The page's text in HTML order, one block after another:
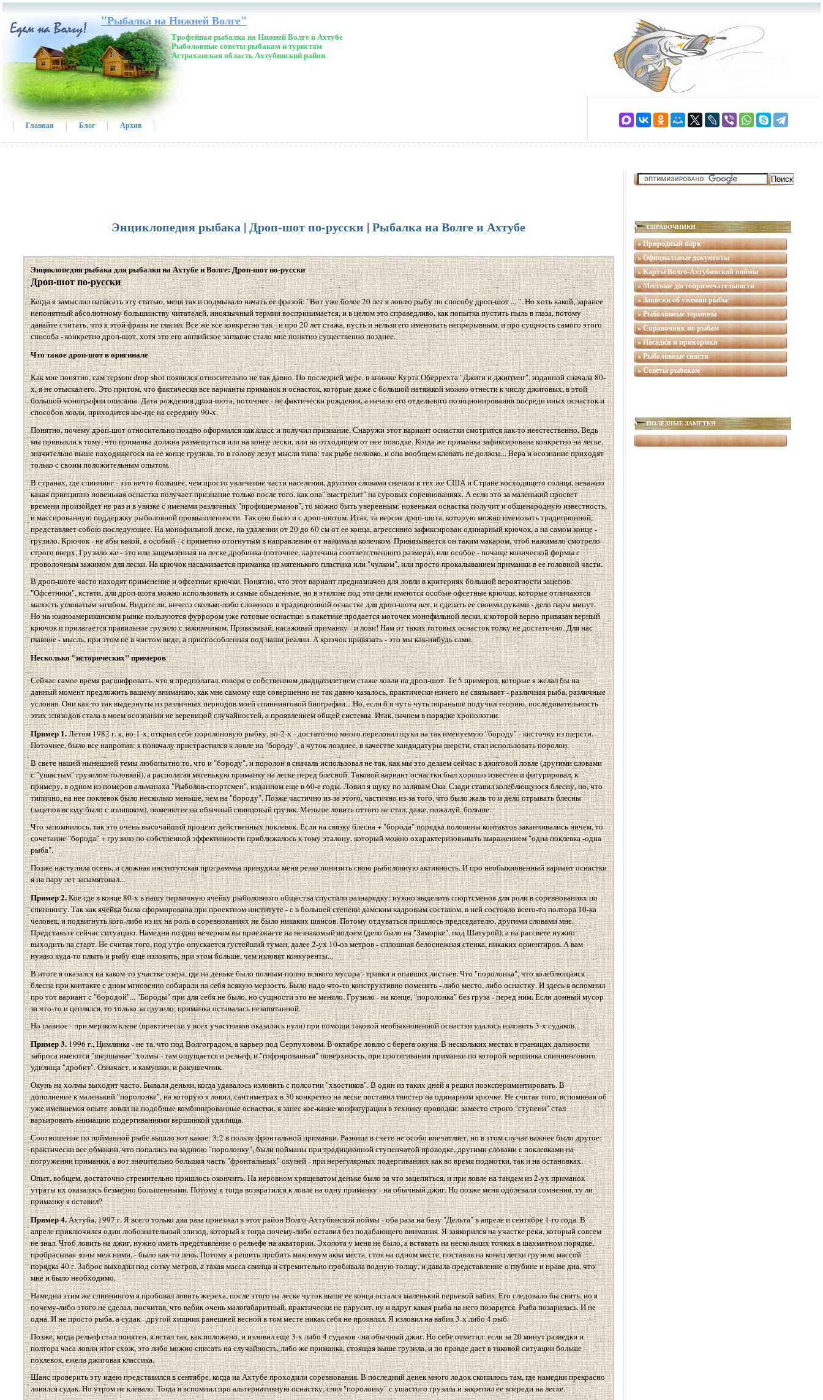
"Рыбалка на Нижней Волге"
Трофейная рыбалка на Нижней Волге и Ахтубе
Рыболовные советы рыбакам и туристам
Астраханская область Ахтубинский район
Главная Блог Архив
Энциклопедия рыбака | Дроп-шот по-русски | Рыбалка на Волге и Ахтубе
Энциклопедия рыбака для рыбалки на Ахтубе и Волге: Дроп-шот по-русски
Дроп-шот по-русски
Когда я замыслил написать эту статью, меня так и подмывало начать ее фразой: "Вот уже более 20 лет я ловлю рыбу по способу дроп-шот ... ". Но хоть какой, заранее
непонятный абсолютному большинству читателей, иноязычный термин воспринимается, и в целом это справедливо, как попытка пустить пыль в глаза, потому
давайте считать, что я этой фразы не гласил. Все же все конкретно так - и про 20 лет стажа, пусть и нельзя его именовать непрерывным, и про сущность самого этого
способа - конкретно дроп-шот, хотя это его английское заглавие стало мне понятно существенно позднее.
Что такое дроп-шот в оригинале
Как мне понятно, сам термин drop shot появился относительно не так давно. По последней мере, в книжке Курта Оберрехта "Джиги и джиггинг", изданной сначала 80-
х, я не отыскал его. Это притом, что фактически все варианты приманок и оснасток, которые даже с большой натяжкой можно отнести к числу джиговых, в этой
большой монографии описаны. Дата рождения дроп-шота, поточнее - не фактически рождения, а начало его отдельного позиционирования посреди иных оснасток и
способов ловли, приходится кое-где на середину 90-х.
Понятно, почему дроп-шот относительно поздно оформился как класс и получил признание. Снаружи этот вариант оснастки смотрится как-то неестественно. Ведь
мы привыкли к тому, что приманка должна размещаться или на конце лески, или на отходящем от нее поводке. Когда же приманка зафиксирована конкретно на леске,
значительно выше находящегося на ее конце грузила, то в голову лезут мысли типа: так рыбе неловко, и она вообщем клевать не должна... Вера и осознание приходят
только с своим положительным опытом.
В странах, где спиннинг - это нечто большее, чем просто увлечение части населения, другими словами сначала в тех же США и Стране восходящего солнца, неважно
какая принципно новенькая оснастка получает признание только после того, как она "выстрелит" на суровых соревнованиях. А если это за маленький просвет
времени произойдет не раз и в увязке с именами различных "профишерманов", то можно быть уверенным: новенькая оснастка получит и общенародную известность,
и массированную поддержку рыболовной промышленности. Так оно было и с дроп-шотом. Итак, та версия дроп-шота, которую можно именовать традиционной,
представляет собою последующее. На монофильной леске, на удалении от 20 до 60 см от ее конца, агрессивно зафиксирован одинарный крючок, а на самом конце -
грузило. Крючок - не абы какой, а особый - с приметно отогнутым в направлении от нажимала колечком. Привязывается он таким макаром, чтоб нажимало смотрело
строго вверх. Грузило же - это или защемленная на леске дробинка (поточнее, картечина соответственного размера), или особое - почаще конической формы с
проволочным зажимом для лески. На крючок насаживается приманка из мягенького пластика или "чулком", или просто прокалыванием приманки в ее головной части.
В дроп-шоте часто находят применение и офсетные крючки. Понятно, что этот вариант предназначен для ловли в критериях большой вероятности зацепов.
"Офсетники", кстати, для дроп-шота можно использовать и самые обыденные, но в эталоне под эти цели имеются особые офсетные крючки, которые отличаются
малость угловатым загибом. Видите ли, ничего сколько-либо сложного в традиционной оснастке для дроп-шота нет, и сделать ее своими руками - дело пары минут.
Но на южноамериканском рынке пользуются фуррором уже готовые оснастки: в пакетике продается моточек монофильной лески, к которой верно привязан верный
крючок и прилагается правильное грузило с зажимчиком. Привязывай, насаживай приманку - и лови! Нам от таких готовых оснасток толку не достаточно. Для нас
главное - мысль, при этом не в чистом виде, а приспособленная под наши реалии. А крючок привязать - это мы как-нибудь сами.
Несколько "исторических" примеров
Сейчас самое время расшифровать, что я предполагал, говоря о собственном двадцатилетнем стаже ловли на дроп-шот. Те 5 примеров, которые я желал бы на
данный момент предложить вашему вниманию, как мне самому еще совершенно не так давно казалось, практически ничего не связывает - различная рыба, различные
условия. Они как-то так выдернуты из различных периодов моей спиннинговой биографии... Но, если б я чуть-чуть пораньше подучил теорию, последовательность
этих эпизодов стала в моем осознании не вереницой случайностей, а проявлением общей системы. Итак, начнем в порядке хронологии.
Пример 1.Летом 1982 г. я, во-1-х, открыл себе поролоновую рыбку, во-2-х - достаточно много переловил щуки на так именуемую "бороду" - кисточку из шерсти.
Поточнее, было все напротив: я поначалу пристрастился к ловле на "бороду", а чуток позднее, в качестве кандидатуры шерсти, стал использовать поролон.
В свете нашей нынешней темы любопытно то, что и "бороду", и поролон я сначала использовал не так, как мы это делаем сейчас в джиговой ловле (другими словами
с "ушастым" грузилом-головкой), а располагая мягенькую приманку на леске перед блесной. Таковой вариант оснастки был хорошо известен и фигурировал, к
примеру, в одном из номеров альманаха "Рыболов-спортсмен", изданном еще в 60-е годы. Ловил я щуку по заливам Оки. Сзади ставил колеблющуюся блесну, но, что
типично, на нее поклевок было несколько меньше, чем на "бороду". Позже частично из-за этого, частично из-за того, что было жаль то и дело отрывать блесны
(зацепов всюду было с излишком), поменял ее на обычный свинцовый грузик. Меньше ловить оттого не стал, даже, пожалуй, больше.
Что запомнилось, так это очень высочайший процент действенных поклевок. Если на связку блесна + "борода" порядка половины контактов заканчивались ничем, то
сочетание "борода" + грузило по собственной эффективности приближалось к тому эталону, который можно охарактеризовывать выражением "одна поклевка -одна
рыба".
Позже наступила осень, и сложная институтская программка принудила меня резко понизить свою рыболовную активность. И про необыкновенный вариант оснастки
я на пару лет запамятовал...
Пример 2.Кое-где в конце 80-х в нашу первичную ячейку рыболовного общества спустили разнарядку: нужно выделить спортсменов для роли в соревнованиях по
спиннингу. Так как ячейка была сформирована при проектном институте - с в большей степени дамским кадровым составом, в ней состояло всего-то полтора 10-ка
человек, и подвигнуть кого-либо из их на роль в соревнованиях не было никаких шансов. Потому отдуваться пришлось председателю, другими словами мне.
Представьте сейчас ситуацию. Намедни поздно вечерком вы приезжаете на незнакомый водоем (дело было на "Заморке", под Шатурой), а на рассвете нужно
выходить на старт. Не считая того, под утро опускается густейший туман, далее 2-ух 10-ов метров - сплошная белоснежная стенка, никаких ориентиров. А вам
нужно куда-то плыть и рыбу еще изловить, при этом больше, чем изловят конкуренты...
В итоге я оказался на каком-то участке озера, где на деньке было полным-полно всякого мусора - травки и опавших листьев. Что "поролонка", что колеблющаяся
блесна при контакте с дном мгновенно собирали на себя всякую мерзость. Было надо что-то конструктивно поменять - либо место, либо оснастку. И здесь я вспомнил
про тот вариант с "бородой"... "Бороды" при для себя не было, но сущности это не меняло. Грузило - на конце, "поролонка" без груза - перед ним. Если донный мусор
за что-то и цеплялся, то только за грузило, приманка оставалась незапятанной.
Но главное - при мерзком клеве (практически у всех участников оказались нули) при помощи таковой необыкновенной оснастки удалось изловить 3-х судаков...
Пример 3.1996 г., Цимлянка - не та, что под Волгоградом, а карьер под Серпуховом. В октябре ловлю с берега окуня. В нескольких местах в границах дальности
заброса имеются "шершавые" холмы - там ощущается и рельеф, и "гофрированная" поверхность, при протягивании приманки по которой вершинка спиннингового
удилища "дробит". Означает, и камушки, и ракушечник.
Окунь на холмы выходит часто. Бывали деньки, когда удавалось изловить с полсотни "хвостиков". В один из таких дней я решил поэкспериментировать. В
дополнение к маленький "поролонке", на которую я ловил, сантиметрах в 30 конкретно на леске поставил твистер на одинарном крючке. Не считая того, вспоминая об
уже имевшемся опыте ловли на подобные комбинированные оснастки, я занес кое-какие конфигурации в технику проводки: заместо строго "ступени" стал
варьировать анимацию подергиваниями вершинкой удилища.
Соотношение по пойманной рыбе вышло вот какое: 3:2 в пользу фронтальной приманки. Разница в счете не особо впечатляет, но в этом случае важнее было другое:
практически все обмакни, что попались на заднюю "поролонку", были пойманы при традиционной ступенчатой проводке, другими словами с поклевками на
погружении приманки, а вот значительно большая часть "фронтальных" окуней - при нерегулярных подергиваниях как во время подмотки, так и на остановках.
Опыт, вобщем, достаточно стремительно пришлось окончить. На неровном хрящеватом деньке было за что зацепиться, и при ловле на тандем из 2-ух приманок
утраты их оказались безмерно большенными. Потому я тогда возвратился к ловле на одну приманку - на обычный джиг. Но позже меня одолевали сомнения, ту ли
приманку я оставил?
Пример 4.Ахтуба, 1997 г. Я всего только два раза приезжал в этот район Волго-Ахтубинской поймы - оба раза на базу "Дельта" в апреле и сентябре 1-го года. В
апреле приключился один любознательный эпизод, который я тогда почему-либо оставил без подабающего внимания. Я заякорился на участке реки, который совсем
не знал. Чтоб ловить на джиг, нужно иметь представление о рельефе на акватории. Эхолота у меня не было, а вставать на нескольких точках в шахматном порядке,
пробрасывая зоны меж ними, - было как-то лень. Потому я решить пробить максимум аква места, стоя на одном месте, поставив на конец лески грузило массой
порядка 40 г. Заброс выходил под сотку метров, а такая масса свинца и стремительно пробивала водную толщу, и давала представление о глубине и нраве дна, что
мне и было необходимо.
Намедни этим же спиннингом я пробовал ловить жереха, после этого на леске чуток выше ее конца остался маленький перьевой вабик. Его следовало бы снять, но я
почему-либо этого не сделал, посчитав, что вабик очень малогабаритный, практически не парусит, ну и вдруг какая рыба на него позарится. Рыба позарилась. И не
одна. И не просто рыба, а судак - другой хищник ранешней весной в том месте никак себя не проявлял. Я изловил на вабик 3-х либо 4 рыб.
Позже, когда рельеф стал понятен, я встал так, как положено, и изловил еще 3-х либо 4 судаков - на обычный джиг. Но себе отметил: если за 20 минут разведки и
полтора часа ловли итог схож, это либо можно списать на случайность, либо же приманка, стоящая выше грузила, и по правде дает в таковой ситуации больше
поклевок, ежели джиговая классика.
Шанс проверить эту идею представился в сентябре, когда на Ахтубе проходили соревнования. В последний денек много лодок скопилось там, где намедни прекрасно
ловился судак. Но утром не клевало. Тогда я вспомнил про альтернативную оснастку, снял "поролонку" с ушастого грузила и закрепил ее впереди на леске.
СПРАВОЧНИКИ
» Природный парк
» Официальные документы
» Карты Волго-Ахтубинской поймы
» Местные достопримечательности
» Записки об ужении рыбы
» Рыболовные термины
» Справочник по рыбам
» Насадки и прикормки
» Рыболовные снасти
» Советы рыбакам
ПОЛЕЗНЫЕ ЗАМЕТКИ